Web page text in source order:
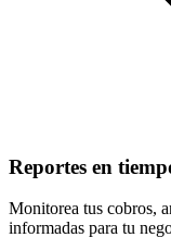
Reportes en
Monitorea tus cobros,
informadas para tu